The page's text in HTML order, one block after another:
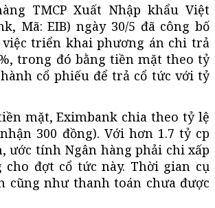
TMCP Xuất Nhập khẩu Việt
Mã: EIB) ngày 30/5 đã công bố
triển khai phương án chi trả
trong đó bằng tiền mặt theo tỷ
cổ phiếu để trả cổ tức với tỷ
mặt, Eximbank chia theo tỷ lệ
300 đồng). Với hơn 1.7 tỷ cp
ước tính Ngân hàng phải chi xấp
cho đợt cổ tức này. Thời gian cụ
cũng như thanh toán chưa được